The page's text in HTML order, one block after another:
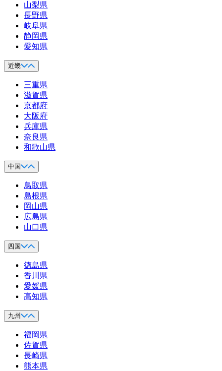
山梨県
長野県
岐阜県
静岡県
愛知県
近畿
三重県
滋賀県
京都府
大阪府
兵庫県
奈良県
和歌山県
中国
鳥取県
島根県
岡山県
広島県
山口県
四国
徳島県
香川県
愛媛県
高知県
九州
福岡県
佐賀県
長崎県
熊本県